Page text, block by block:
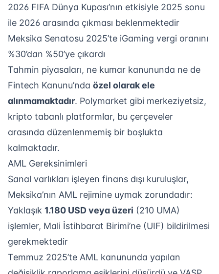
2026 FIFA Dünya Kupası’nın etkisiyle 2025 sonu
ile 2026 arasında çıkması beklenmektedir
Meksika Senatosu 2025’te iGaming vergi oranını
%30’dan %50’ye çıkardı
Tahmin piyasaları, ne kumar kanununda ne de
Fintech Kanunu’nda özel olarak ele
alınmamaktadır. Polymarket gibi merkeziyetsiz,
kripto tabanlı platformlar, bu çerçeveler
arasında düzenlenmemiş bir boşlukta
kalmaktadır.
AML Gereksinimleri
Sanal varlıkları işleyen finans dışı kuruluşlar,
Meksika’nın AML rejimine uymak zorundadır:
Yaklaşık 1.180 USD veya üzeri (210 UMA)
işlemler, Mali İstihbarat Birimi’ne (UIF) bildirilmesi
gerekmektedir
Temmuz 2025’te AML kanununda yapılan